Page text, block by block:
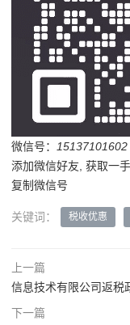
微信号： 15137101602
添加微信好友, 获取一
复制微信号
关键词： 税收优惠
上一篇
信息技术有限公司返税
下一篇